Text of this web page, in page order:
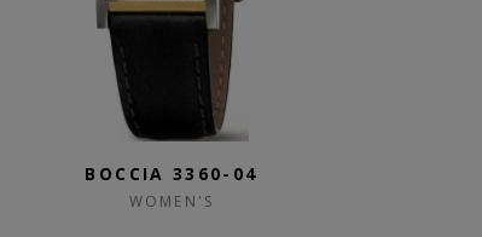
BOCCIA 3360-04
WOMEN'S